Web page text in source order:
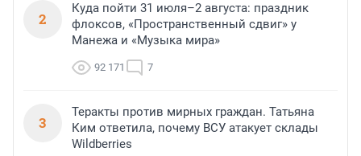
2
Куда пойти 31 июля–2 августа: праздник
флоксов, «Пространственный сдвиг» у
Манежа и «Музыка мира»
92 171 7
3
Теракты против мирных граждан. Татьяна
Ким ответила, почему ВСУ атакует склады
Wildberries